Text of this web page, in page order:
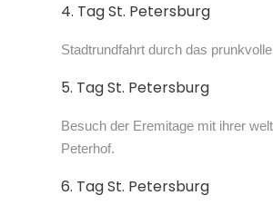
4. Tag St. Petersburg
Stadtrundfahrt durch das
5. Tag St. Petersburg
Besuch der Eremitage mit ihrer
Peterhof.
6. Tag St. Petersburg